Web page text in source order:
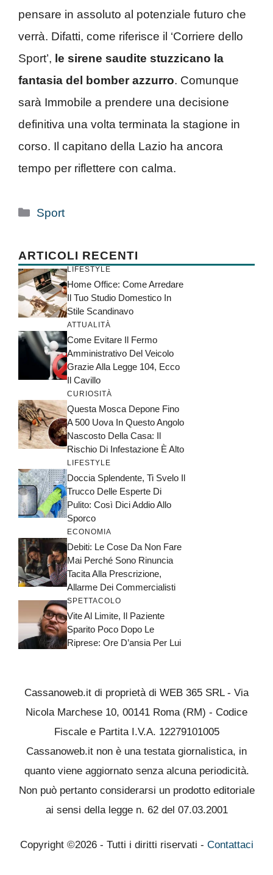
pensare in assoluto al potenziale futuro che
verrà. Difatti, come riferisce il ‘Corriere dello
Sport’, le sirene saudite stuzzicano la
fantasia del bomber azzurro. Comunque
sarà Immobile a prendere una decisione
definitiva una volta terminata la stagione in
corso. Il capitano della Lazio ha ancora
tempo per riflettere con calma.
Categorie
Sport
ARTICOLI RECENTI
LIFESTYLE
Home Office: Come Arredare
Il Tuo Studio Domestico In
Stile Scandinavo
ATTUALITÀ
Come Evitare Il Fermo
Amministrativo Del Veicolo
Grazie Alla Legge 104, Ecco
Il Cavillo
CURIOSITÀ
Questa Mosca Depone Fino
A 500 Uova In Questo Angolo
Nascosto Della Casa: Il
Rischio Di Infestazione È Alto
LIFESTYLE
Doccia Splendente, Ti Svelo Il
Trucco Delle Esperte Di
Pulito: Così Dici Addio Allo
Sporco
ECONOMIA
Debiti: Le Cose Da Non Fare
Mai Perché Sono Rinuncia
Tacita Alla Prescrizione,
Allarme Dei Commercialisti
SPETTACOLO
Vite Al Limite, Il Paziente
Sparito Poco Dopo Le
Riprese: Ore D’ansia Per Lui
Cassanoweb.it di proprietà di WEB 365 SRL - Via
Nicola Marchese 10, 00141 Roma (RM) - Codice
Fiscale e Partita I.V.A. 12279101005
Cassanoweb.it non è una testata giornalistica, in
quanto viene aggiornato senza alcuna periodicità.
Non può pertanto considerarsi un prodotto editoriale
ai sensi della legge n. 62 del 07.03.2001
Copyright ©2026 - Tutti i diritti riservati - Contattaci